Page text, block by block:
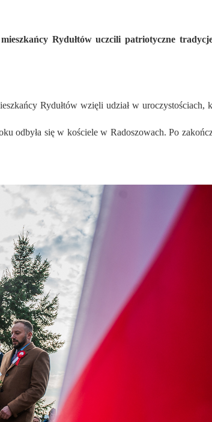
Rydułtów wzięli udział w
odbyła się w kościele w Radoszowach. Po